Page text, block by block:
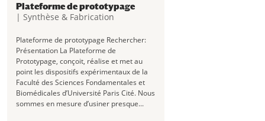
Plateforme de prototypage
| Synthèse & Fabrication
Plateforme de prototypage Rechercher:
Présentation La Plateforme de
Prototypage, conçoit, réalise et met au
point les dispositifs expérimentaux de la
Faculté des Sciences Fondamentales et
Biomédicales d’Université Paris Cité. Nous
sommes en mesure d’usiner presque...